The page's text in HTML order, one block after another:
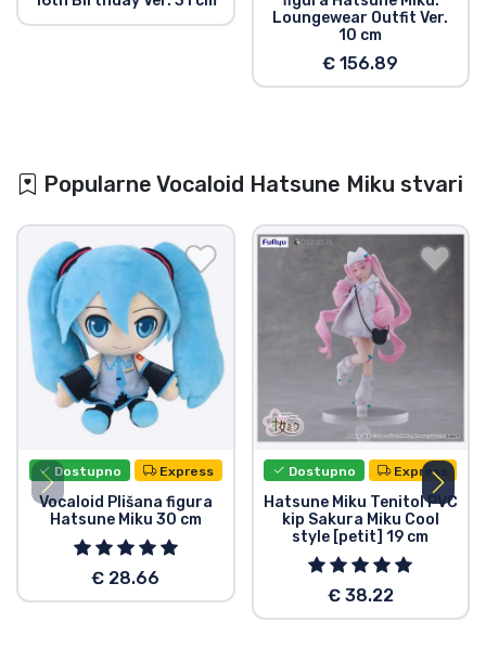
Loungewear Outfit Ver.
10 cm
€ 156.89
Popularne Vocaloid Hatsune Miku stvari
Dostupno Express
Vocaloid Plišana figura
Hatsune Miku 30 cm
€ 28.66
Dostupno Express
Hatsune Miku Tenitol PVC
kip Sakura Miku Cool
style [petit] 19 cm
€ 38.22